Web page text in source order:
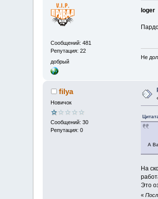
Сообщений: 481
Репутация: 22
добрый
loger
Не
filya
Новичок
Сообщений: 30
Репутация: 0
А
На
Это
«